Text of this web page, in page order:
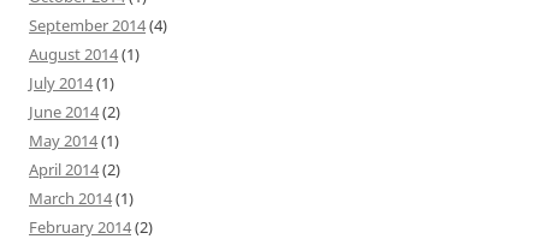
September 2014(4)
August 2014(1)
July 2014(1)
June 2014(2)
May 2014(1)
April 2014(2)
March 2014(1)
February 2014(2)